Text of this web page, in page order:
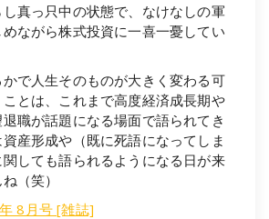
真っ只中の状態で、なけなしの軍
ながら株式投資に一喜一憂してい
で人生そのものが大きく変わる可
とは、これまで高度経済成長期や
職が話題になる場面で語られてき
産形成や（既に死語になってしま
しても語られるようになる日が来
（笑）
8月号 [雑誌]